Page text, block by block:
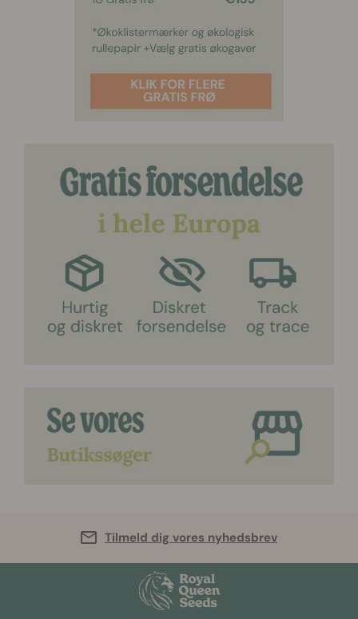
Tilmeld dig vores nyhedsbrev